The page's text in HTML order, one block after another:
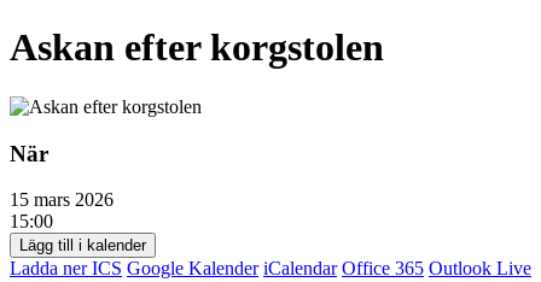
Askan efter korgstolen
När
15 mars 2026
15:00
Lägg till i kalender
Ladda ner ICS Google Kalender iCalendar Office 365 Outlook Live